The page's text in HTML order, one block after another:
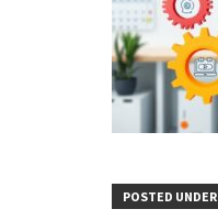
POSTED UNDER